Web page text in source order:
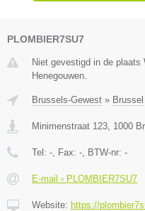
PLOMBIER7SU7
Niet gevestigd in de plaats
Henegouwen.
Brussels-Gewest » Brussel
Minimenstraat 123 1000
Tel: - , Fax: - , BTW-nr: -
E-mail › PLOMBIER7SU7
Website: https://